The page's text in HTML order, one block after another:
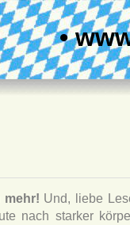
•
mehr! Und, liebe
nach starker